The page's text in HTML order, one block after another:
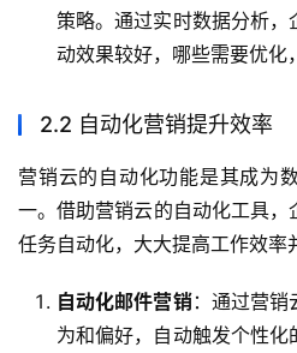
策略。通过实时数据分析
动效果较好，哪些需要优化
2.2 自动化营销提升效率
营销云的自动化功能是其成为
一。借助营销云的自动化工具
任务自动化，大大提高工作效率
自动化邮件营销：通过营销
为和偏好，自动触发个性